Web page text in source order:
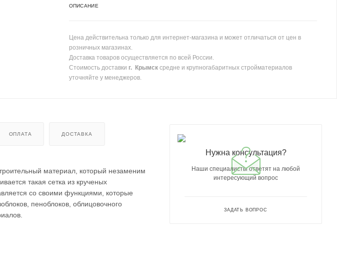
ОПИСАНИЕ
Цена действительна только для интернет-магазина и может отличаться от цен в
розничных магазинах.
Доставка товаров осуществляется по всей России.
Стоимость доставки г. Крымсксредне и крупногабаритных стройматериалов
уточняйте у менеджеров.
ОПЛАТА ДОСТАВКА
материал, который незаменим
такая сетка из крученых
со своими функциями, которые
пеноблоков, облицовочного
Нужна консультация?
Наши специалисты ответят на любой
интересующий вопрос
ЗАДАТЬ ВОПРОС